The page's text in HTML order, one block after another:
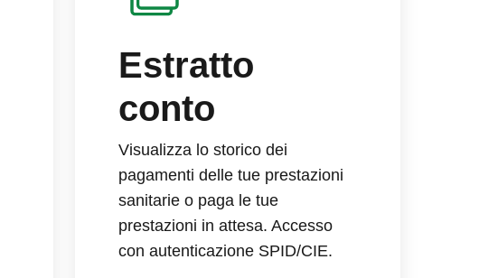
Estratto
conto
Visualizza lo storico dei
pagamenti delle tue prestazioni
sanitarie o paga le tue
prestazioni in attesa. Accesso
con autenticazione SPID/CIE.